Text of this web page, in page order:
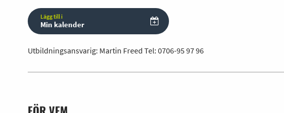
Lägg till i
Min kalender
Utbildningsansvarig: Martin Freed Tel: 0706-95 97 96